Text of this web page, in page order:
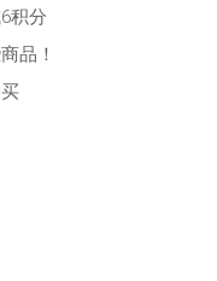
积分
品！